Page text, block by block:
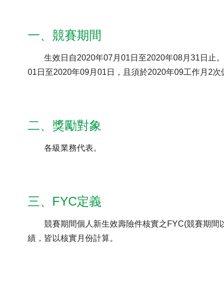
一、競賽期間
生效日自2020年07月01日至2020年08月31日止
01日至2020年09月01日，且須於2020年09工作月2次
二、獎勵對象
各級業務代表。
三、FYC定義
競賽期間個人新生效壽險件核實之FYC(競賽期
績，皆以核實月份計算。